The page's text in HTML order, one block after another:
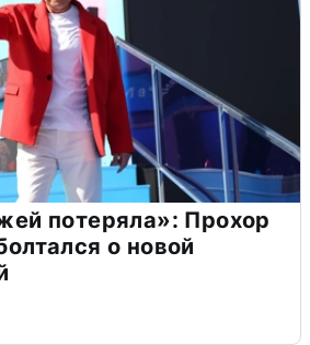
потеряла»: Прохор
о новой